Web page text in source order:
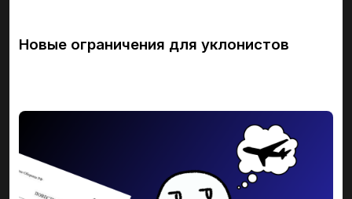
Новые ограничения для уклонистов